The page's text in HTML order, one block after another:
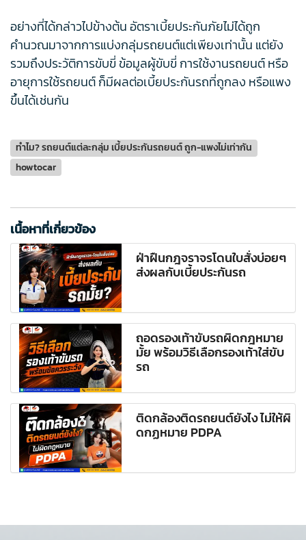
อย่างที่ได้กล่าวไปข้างต้น อัตราเบี้ยประกันภัยไม่ได้ถูก
คำนวณมาจากการแบ่งกลุ่มรถยนต์แต่เพียงเท่านั้น แต่ยัง
รวมถึงประวัติการขับขี่ ข้อมูลผู้ขับขี่ การใช้งานรถยนต์ หรือ
อายุการใช้รถยนต์ ก็มีผลต่อเบี้ยประกันรถที่ถูกลง หรือแพง
ขึ้นได้เช่นกัน
ทำไม? รถยนต์แต่ละกลุ่ม เบี้ยประกันรถยนต์ ถูก-แพงไม่เท่ากัน
howtocar
เนื้อหาที่เกี่ยวข้อง
ฝ่าฝืนกฎจราจรโดนใบสั่งบ่อยๆ
ส่งผลกับเบี้ยประกันรถ
ถอดรองเท้าขับรถผิดกฎหมาย
มั้ย พร้อมวิธีเลือกรองเท้าใส่ขับ
รถ
ติดกล้องติดรถยนต์ยังไง ไม่ให้ผิ
ดกฏหมาย PDPA